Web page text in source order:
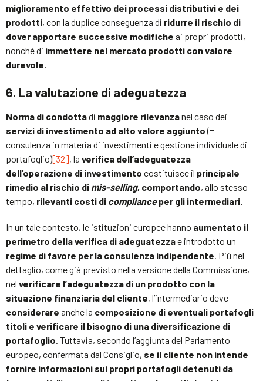
miglioramento effettivo dei processi distributivi e dei
prodotti, con la duplice conseguenza di ridurre il rischio di
dover apportare successive modifiche ai propri prodotti,
nonché di immettere nel mercato prodotti con valore
durevole.
6. La valutazione di adeguatezza
Norma di condottadi maggiore rilevanzanel caso dei
servizi di investimento ad alto valore aggiunto(=
consulenza in materia di investimenti e gestione individuale di
portafoglio)[32], la verifica dell’adeguatezza
dell’operazione di investimento costituisce il principale
rimedio al rischio di mis-selling, comportando, allo stesso
tempo, rilevanti costi di complianceper gli intermediari.
In un tale contesto, le istituzioni europee hanno aumentato il
perimetro della verifica di adeguatezzae introdotto un
regime di favore per la consulenza indipendente. Più nel
dettaglio, come già previsto nella versione della Commissione,
nel verificare l’adeguatezza di un prodotto con la
situazione finanziaria del cliente, l’intermediario deve
considerare anche la composizione di eventuali portafogli
titoli e verificare il bisogno di una diversificazione di
portafoglio. Tuttavia, secondo l’aggiunta del Parlamento
europeo, confermata dal Consiglio, se il cliente non intende
fornire informazioni sui propri portafogli detenuti da